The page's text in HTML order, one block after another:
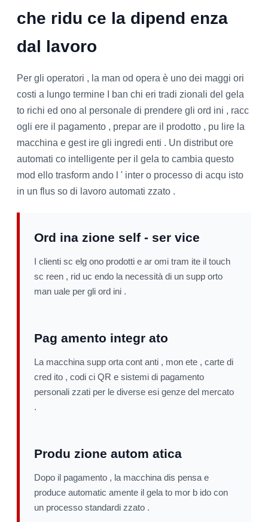
che ridu ce la dipend enza
dal lavoro
Per gli operatori , la man od opera è uno dei maggi ori
costi a lungo termine I ban chi eri tradi zionali del gela
to richi ed ono al personale di prendere gli ord ini , racc
ogli ere il pagamento , prepar are il prodotto , pu lire la
macchina e gest ire gli ingredi enti . Un distribut ore
automati co intelligente per il gela to cambia questo
mod ello trasform ando l ' inter o processo di acqu isto
in un flus so di lavoro automati zzato .
Ord ina zione self - ser vice
I clienti sc elg ono prodotti e ar omi tram ite il touch
sc reen , rid uc endo la necessità di un supp orto
man uale per gli ord ini .
Pag amento integr ato
La macchina supp orta cont anti , mon ete , carte di
cred ito , codi ci QR e sistemi di pagamento
personali zzati per le diverse esi genze del mercato
.
Produ zione autom atica
Dopo il pagamento , la macchina dis pensa e
produce automatic amente il gela to mor b ido con
un processo standardi zzato .